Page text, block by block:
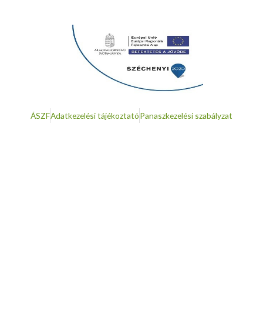
ÁSZFAdatkezelési tájékoztatóPanaszkezelési szabályzat